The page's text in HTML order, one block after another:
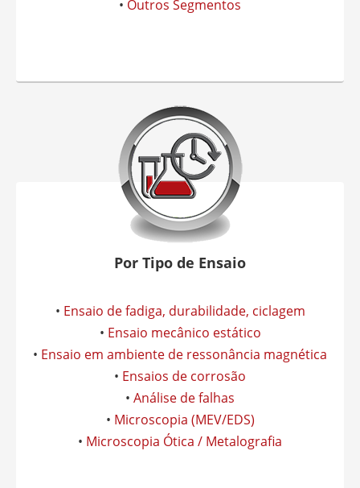
• Outros Segmentos
Por Tipo de Ensaio
• Ensaio de fadiga, durabilidade, ciclagem
• Ensaio mecânico estático
• Ensaio em ambiente de ressonância magnética
• Ensaios de corrosão
• Análise de falhas
• Microscopia (MEV/EDS)
• Microscopia Ótica / Metalografia